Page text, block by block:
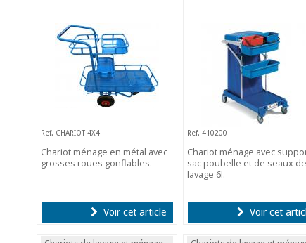
Ref. CHARIOT 4X4
Chariot ménage en métal avec
grosses roues gonflables.
Voir cet article
Ref. 410200
Chariot ménage avec
sac poubelle et de seaux de
lavage 6l.
Voir cet